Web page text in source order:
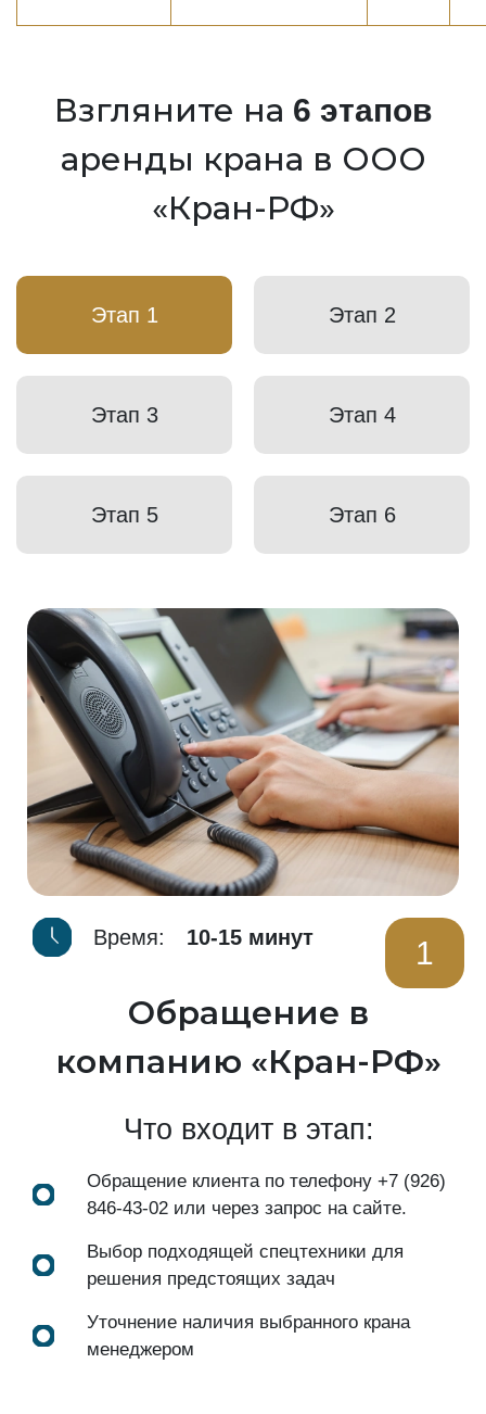
Взгляните на 6 этапов
аренды крана в ООО
«Кран-РФ»
Этап 1 Этап 2
Этап 3 Этап 4
Этап 5 Этап 6
Время: 10-15 минут 1
Обращение в
компанию «Кран-РФ»
Что входит в этап:
Обращение клиента по телефону +7 (926)
846-43-02 или через запрос на сайте.
Выбор подходящей спецтехники для
решения предстоящих задач
Уточнение наличия выбранного крана
менеджером